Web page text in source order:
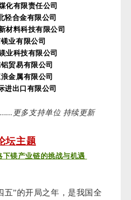
化有限责任公司
轻合金有限公司
材料科技有限公司
业有限公司
业科技有限公司
贸易有限公司
金属有限公司
进出口有限公司
更多支持单位 持续更新
坛主题
镁产业链的挑战与机遇
五”的开局之年，是我国全